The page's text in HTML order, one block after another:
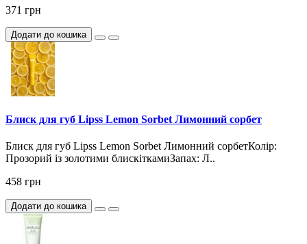
371 грн
Додати до кошика
Блиск для губ Lipss Lemon Sorbet Лимонний сорбет
Блиск для губ Lipss Lemon Sorbet Лимонний сорбетКолір:
Прозорий із золотими блискіткамиЗапах: Л..
458 грн
Додати до кошика